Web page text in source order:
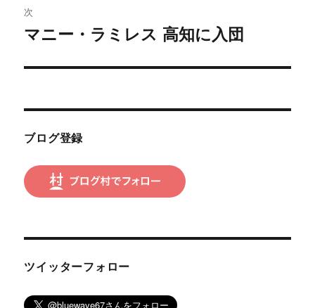
ゲ
ー
稿:
次
次
投
マニー・ラミレス 高知に入団
ブログ登録
ツイッターフォロー